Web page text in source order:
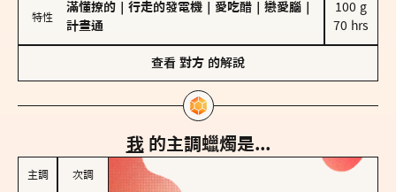
特性
滿懂撩的 行走的發電機 愛吃醋 戀愛腦
計畫通
100 g
70 hrs
查看 對方 的解說
我 的主調蠟燭是...
主調 次調